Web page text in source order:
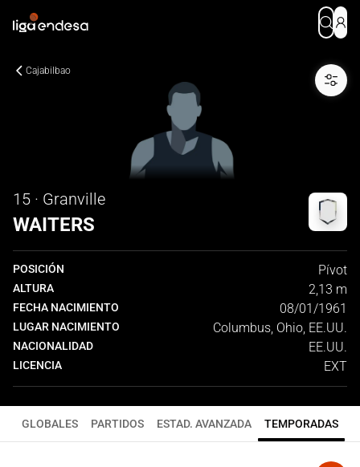
Cajabilbao
15 · Granville
WAITERS
POSICIÓN Pívot
ALTURA 2,13 m
FECHA NACIMIENTO 08/01/1961
LUGAR NACIMIENTO Columbus, Ohio, EE.UU.
NACIONALIDAD EE.UU.
LICENCIA EXT
GLOBALES PARTIDOS ESTAD. AVANZADA TEMPORADAS